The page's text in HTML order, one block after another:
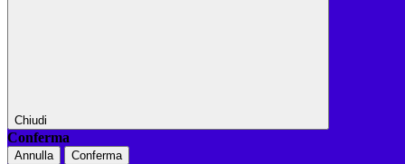
Chiudi
Conferma
Annulla Conferma